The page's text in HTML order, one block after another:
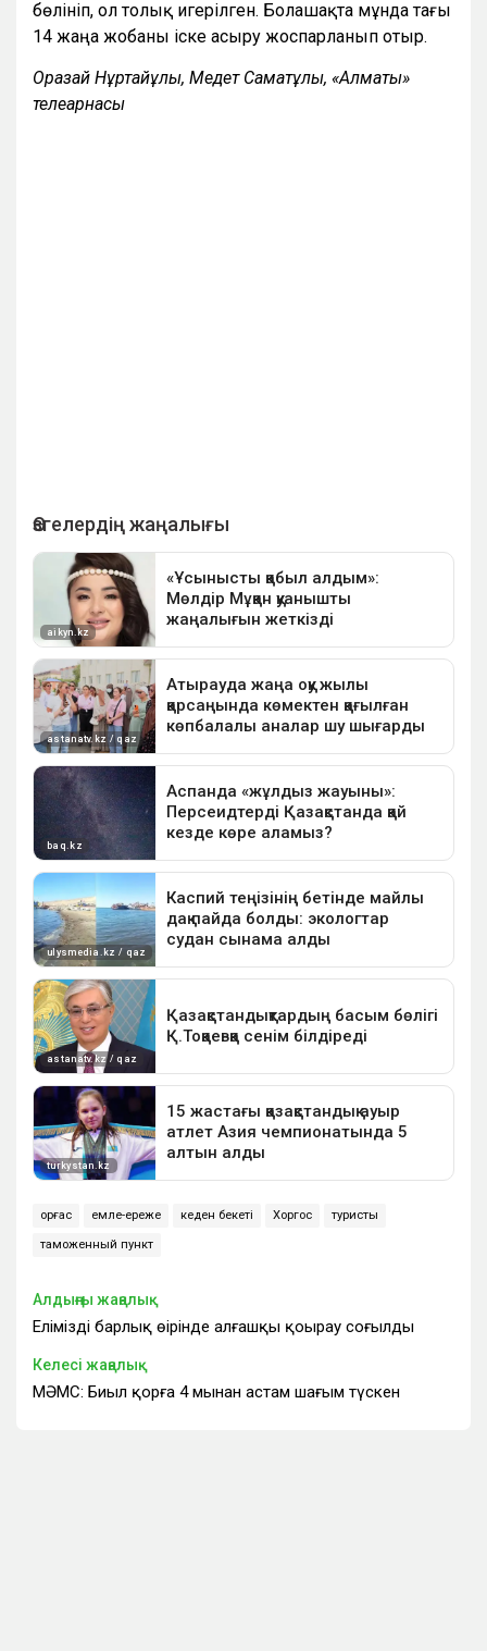
бөлініп, ол толық игерілген. Болашақта мұнда тағы
14 жаңа жобаны іске асыру жоспарланып отыр.
Оразай Нұртайұлы, Медет Саматұлы, «Алматы»
телеарнасы
Қорғас емле-ереже кеден бекеті Хоргос туристы
таможенный пункт
Алдыңғы жаңалық
Еліміздің барлық өңірінде алғашқы қоңырау соғылды
Келесі жаңалық
МӘМС: Биыл қорға 4 мыңнан астам шағым түскен